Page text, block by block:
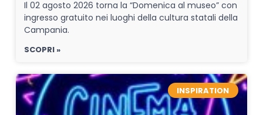
Il 02 agosto 2026 torna la “Domenica al museo” con
ingresso gratuito nei luoghi della cultura statali della
Campania.
SCOPRI »
INSPIRATION